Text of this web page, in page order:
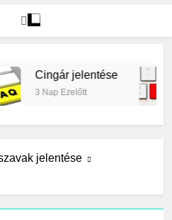
Cingár jelentése
3 Nap Ezelőtt
jelentése